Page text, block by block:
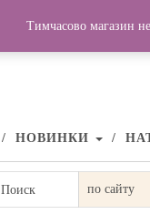
НОВИНКИ
Поиск
Тимчасово магазин